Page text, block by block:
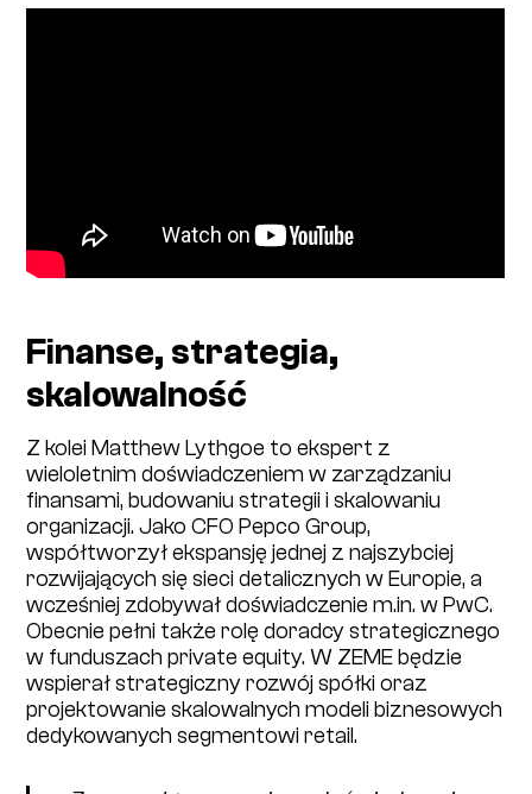
Finanse, strategia,
skalowalność
Z kolei Matthew Lythgoe to ekspert z
wieloletnim doświadczeniem w zarządzaniu
finansami, budowaniu strategii i skalowaniu
organizacji. Jako CFO Pepco Group,
współtworzył ekspansję jednej z najszybciej
rozwijających się sieci detalicznych w Europie, a
wcześniej zdobywał doświadczenie m.in. w PwC.
Obecnie pełni także rolę doradcy strategicznego
w funduszach private equity. W ZEME będzie
wspierał strategiczny rozwój spółki oraz
projektowanie skalowalnych modeli biznesowych
dedykowanych segmentowi retail.